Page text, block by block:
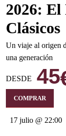
2026:
Clásicos
Un viaje al origen
una generación
DESDE 45
COMPRAR
17 julio @ 22:00